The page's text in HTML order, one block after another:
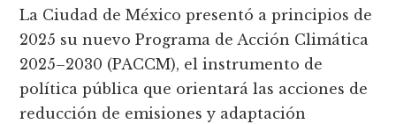
La Ciudad de México presentó a principios de
2025 su nuevo Programa de Acción Climática
2025–2030 (PACCM), el instrumento de
política pública que orientará las acciones de
reducción de emisiones y adaptación